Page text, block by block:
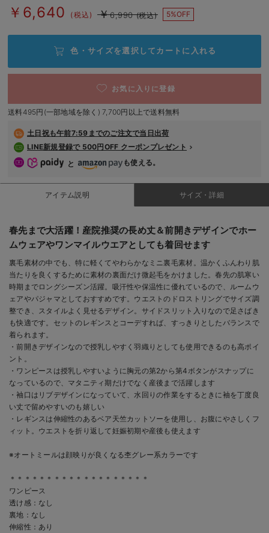
デロンギ
￥6,990 (税込)
￥6,640 (税込) 5%OFF
色・サイズを選択して カートに入れる
お気に入りに登録
送料495円(一部地域を除く) 7,700円以上で送料無料
￥6,640
パープル
￥6,640
カートに入れる
カートに入れる
閉じる
土日祝も午前7:59までのご注文で当日出荷
LINE新規登録で 500円OFF クーポンプレゼント
と
も使える。
アイテム説明 サイズ・詳細
春先まで大活躍！産院推奨の長め丈＆前開きデザインでホー
ムウェアやワンマイルウエアとしても着回せます
裏毛素材の中でも、特に軽くてやわらかなミニ裏毛素材。温かくふんわり肌
当たりを良くするために素材の裏面だけ微起毛をかけました。春先の肌寒い
時期までロングシーズン活躍。吸汗性や保温性に優れているので、ルームウ
ェアやパジャマとしておすすめです。ウエストのドロストリングでサイズ調
整でき、スタイルよく見せるデザイン。サイドスリット入りなので足さばき
も快適です。セットのレギンスとコーデすれば、すっきりとしたバランスで
着られます。
・前開きデザインなので授乳しやすく羽織りとしても使用できるのも高ポイ
ント。
・ワンピースは授乳しやすいように胸元の第2から第4ボタンがスナップに
なっているので、マタニティ期だけでなく産後まで活躍します
・袖口はリブデザインになっていて、水回りの作業をするときに袖を丁度良
い丈で留めやすいのも嬉しい
・レギンスは伸縮性のあるベア天竺カットソーを使用し、お腹にやさしくフ
ィット。ウエストを折り返して妊娠初期や産後も使えます
※オートミールは顔映りが良くなる杢グレー系カラーです
＊＊＊＊＊＊＊＊＊＊＊＊＊＊＊＊＊＊＊
ワンピース
透け感：なし
裏地：なし
伸縮性：あり